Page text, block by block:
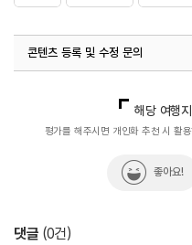
#역사유적지 #역사탐험
콘텐츠 등록 및 수정 문의
해당 여행
평가를 해주시면 개인화 추천 시 활
좋아요!
댓글 (0건)